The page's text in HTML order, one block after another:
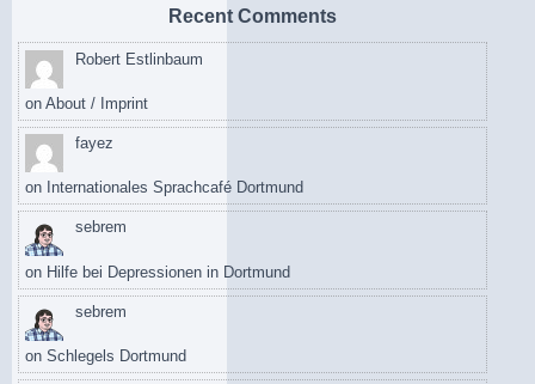
Recent Comments
Robert Estlinbaum
on About / Imprint
fayez
on Internationales Sprachcafé Dortmund
sebrem
on Hilfe bei Depressionen in Dortmund
sebrem
on Schlegels Dortmund